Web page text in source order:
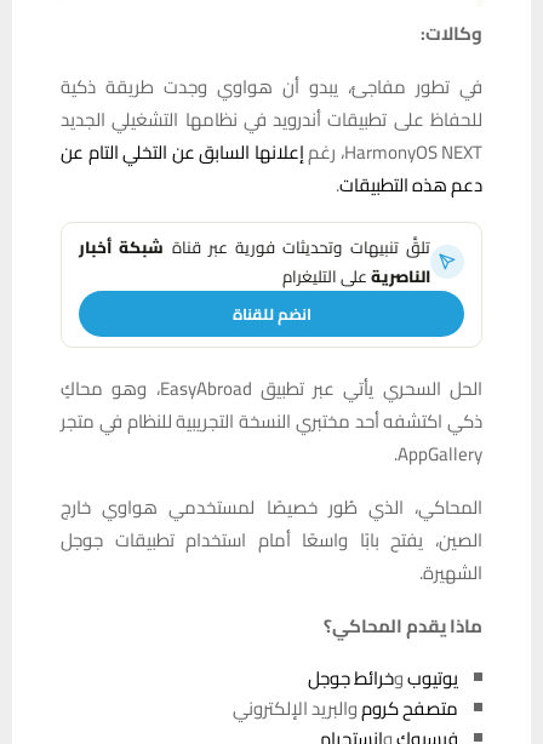
وكالات:
في تطور مفاجئ، يبدو أن هواوي وجدت طريقة ذكية
للحفاظ على تطبيقات أندرويد في نظامها التشغيلي الجديد
HarmonyOS NEXT، رغم
إعلانها السابق عن التخلي التام عن
دعم هذه التطبيقات.
تلقَّ تنبيهات وتحديثات فورية عبر قناة شبكة أخبار
الناصريةعلى التليغرام
انضم للقناة
الحل السحري يأتي عبر تطبيق EasyAbroad، وهو محاكٍ
ذكي اكتشفه أحد مختبري النسخة التجريبية للنظام في متجر
AppGallery.
المحاكي، الذي طُور خصيصًا لمستخدمي هواوي خارج
الصين، يفتح بابًا واسعًا أمام استخدام تطبيقات جوجل
الشهيرة.
ماذا يقدم المحاكي؟
يوتيوبوخرائط جوجل
متصفح كروموالبريد الإلكتروني